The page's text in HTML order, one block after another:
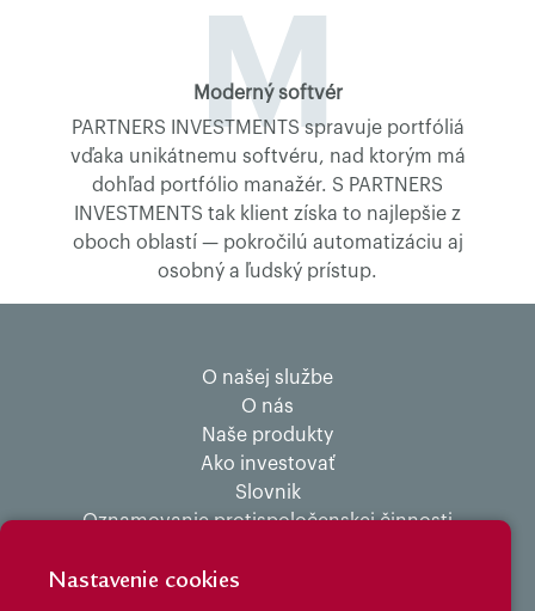
Nastavenie cookies
M
Moderný softvér
PARTNERS INVESTMENTS spravuje portfóliá
vďaka unikátnemu softvéru, nad ktorým má
dohľad portfólio manažér. S PARTNERS
INVESTMENTS tak klient získa to najlepšie z
oboch oblastí — pokročilú automatizáciu aj
osobný a ľudský prístup.
O našej službe
O nás
Naše produkty
Ako investovať
Slovnik
Oznamovanie protispoločenskej činnosti
Garančný fond